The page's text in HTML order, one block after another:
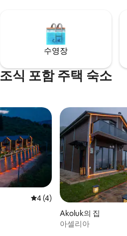
수영장
조식 포함 주택 숙소
평점 4점(5점 만점), 후기 4개
4 (4)
Akoluk의 집
아셀리아